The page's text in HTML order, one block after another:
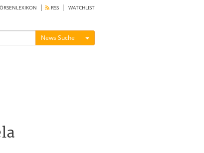
RSS WATCHLIST
News Suche Menü ein-/ausblenden